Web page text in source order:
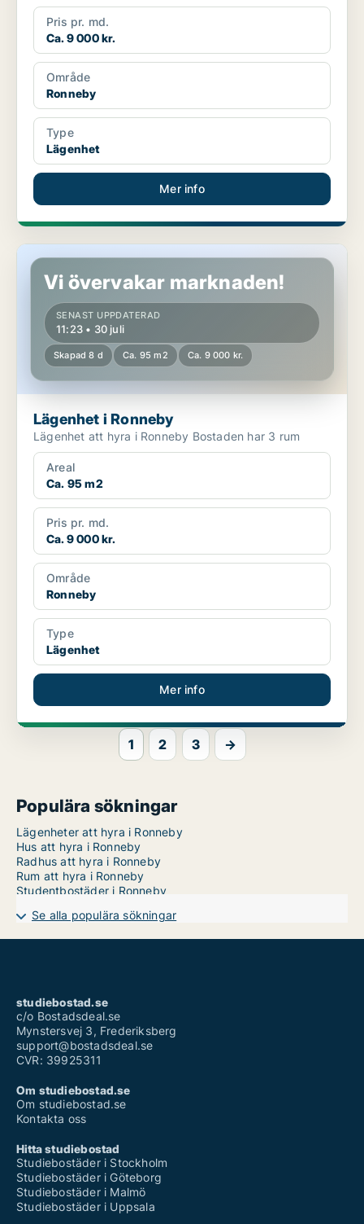
Pris pr. md.
Ca. 9 000 kr.
Område
Ronneby
Type
Lägenhet
Mer info
Lägenhet i Ronneby
Vi övervakar marknaden!
SENAST UPPDATERAD
11:23 • 30 juli
Skapad 8 d Ca. 95 m2 Ca. 9 000 kr.
Lägenhet i Ronneby
Lägenhet att hyra i Ronneby Bostaden har 3 rum
Areal
Ca. 95 m2
Pris pr. md.
Ca. 9 000 kr.
Område
Ronneby
Type
Lägenhet
Mer info
1 2 3 →
Populära sökningar
Lägenheter att hyra i Ronneby
Hus att hyra i Ronneby
Radhus att hyra i Ronneby
Rum att hyra i Ronneby
Studentbostäder i Ronneby
Se alla populära sökningar
studiebostad.se
c/o Bostadsdeal.se
Mynstersvej 3, Frederiksberg
support@bostadsdeal.se
CVR: 39925311
Om studiebostad.se
Om studiebostad.se
Kontakta oss
Hitta studiebostad
Studiebostäder i Stockholm
Studiebostäder i Göteborg
Studiebostäder i Malmö
Studiebostäder i Uppsala